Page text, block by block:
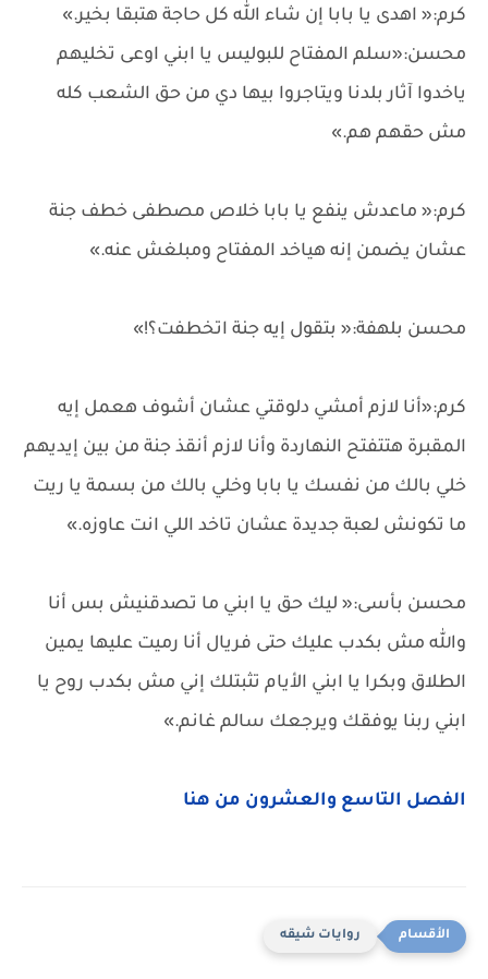
كرم:« اهدى يا بابا إن شاء الله كل حاجة هتبقا بخير.»
محسن:«سلم المفتاح للبوليس يا ابني اوعى تخليهم
ياخدوا آثار بلدنا ويتاجروا بيها دي من حق الشعب كله
مش حقهم هم.»
كرم:« ماعدش ينفع يا بابا خلاص مصطفى خطف جنة
عشان يضمن إنه هياخد المفتاح ومبلغش عنه.»
محسن بلهفة:« بتقول إيه جنة اتخطفت؟!»
كرم:«أنا لازم أمشي دلوقتي عشان أشوف هعمل إيه
المقبرة هتتفتح النهاردة وأنا لازم أنقذ جنة من بين إيديهم
خلي بالك من نفسك يا بابا وخلي بالك من بسمة يا ريت
ما تكونش لعبة جديدة عشان تاخد اللي انت عاوزه.»
محسن بأسى:« ليك حق يا ابني ما تصدقنيش بس أنا
والله مش بكدب عليك حتى فريال أنا رميت عليها يمين
الطلاق وبكرا يا ابني الأيام تثبتلك إني مش بكدب روح يا
ابني ربنا يوفقك ويرجعك سالم غانم.»
الفصل التاسع والعشرون من هنا
روايات شيقه